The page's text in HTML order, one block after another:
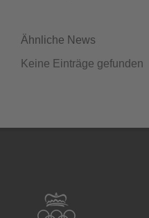
Ähnliche News
Keine Einträge gefunden